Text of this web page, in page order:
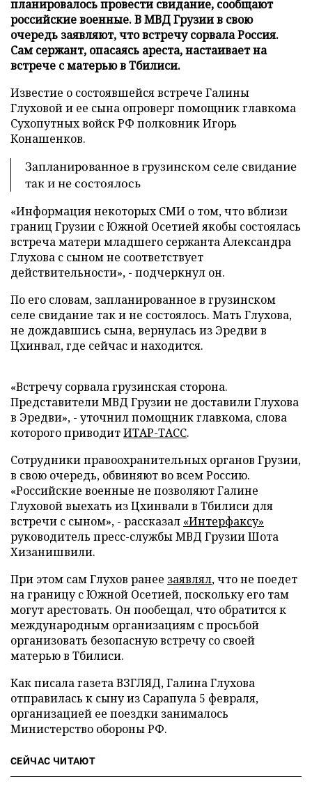
планировалось провести свидание, сообщают
российские военные. В МВД Грузии в свою
очередь заявляют, что встречу сорвала Россия.
Сам сержант, опасаясь ареста, настаивает на
встрече с матерью в Тбилиси.
Известие о состоявшейся встрече Галины
Глуховой и ее сына опроверг помощник главкома
Сухопутных войск РФ полковник Игорь
Конашенков.
Запланированное в грузинском селе свидание
так и не состоялось
«Информация некоторых СМИ о том, что вблизи
границ Грузии с Южной Осетией якобы состоялась
встреча матери младшего сержанта Александра
Глухова с сыном не соответствует
действительности», - подчеркнул он.
По его словам, запланированное в грузинском
селе свидание так и не состоялось. Мать Глухова,
не дождавшись сына, вернулась из Эредви в
Цхинвал, где сейчас и находится.
«Встречу сорвала грузинская сторона.
Представители МВД Грузии не доставили Глухова
в Эредви», - уточнил помощник главкома, слова
которого приводитИТАР-ТАСС.
Сотрудники правоохранительных органов Грузии,
в свою очередь, обвиняют во всем Россию.
«Российские военные не позволяют Галине
Глуховой выехать из Цхинвали в Тбилиси для
встречи с сыном», - рассказал «Интерфаксу»
руководитель пресс-службы МВД Грузии Шота
Хизанишвили.
При этом сам Глухов ранее заявлял, что не поедет
на границу с Южной Осетией, поскольку его там
могут арестовать. Он пообещал, что обратится к
международным организациям с просьбой
организовать безопасную встречу со своей
матерью в Тбилиси.
Как писала газета ВЗГЛЯД, Галина Глухова
отправилась к сыну из Сарапула 5 февраля,
организацией ее поездки занималось
Министерство обороны РФ.
СЕЙЧАС ЧИТАЮТ